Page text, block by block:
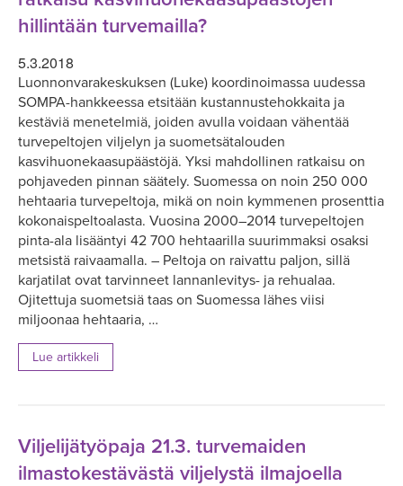
hillintään turvemailla?
5.3.2018
Luonnonvarakeskuksen (Luke) koordinoimassa uudessa
SOMPA-hankkeessa etsitään kustannustehokkaita ja
kestäviä menetelmiä, joiden avulla voidaan vähentää
turvepeltojen viljelyn ja suometsätalouden
kasvihuonekaasupäästöjä. Yksi mahdollinen ratkaisu on
pohjaveden pinnan säätely. Suomessa on noin 250 000
hehtaaria turvepeltoja, mikä on noin kymmenen prosenttia
kokonaispeltoalasta. Vuosina 2000–2014 turvepeltojen
pinta-ala lisääntyi 42 700 hehtaarilla suurimmaksi osaksi
metsistä raivaamalla. – Peltoja on raivattu paljon, sillä
karjatilat ovat tarvinneet lannanlevitys- ja rehualaa.
Ojitettuja suometsiä taas on Suomessa lähes viisi
miljoonaa hehtaaria, …
Lue artikkeli
Viljelijätyöpaja 21.3. turvemaiden
ilmastokestävästä viljelystä ilmajoella